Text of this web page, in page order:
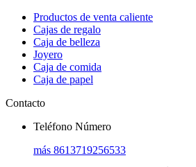
Productos de venta caliente
Cajas de regalo
Caja de belleza
Joyero
Caja de comida
Caja de papel
Contacto
Teléfono Número
más 8613719256533